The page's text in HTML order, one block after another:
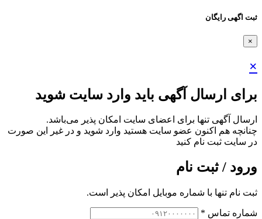
ثبت اگهی رایگان
×
×
برای ارسال آگهی باید وارد سایت شوید
ارسال آگهی تنها برای اعضای سایت امکان پذیر می‌باشد.
چنانچه هم‌ اکنون عضو سایت هستید وارد شوید و در غیر این صورت
در سایت ثبت نام کنید
ورود / ثبت نام
ثبت نام تنها با شماره موبایل امکان پذیر است.
شماره تماس *